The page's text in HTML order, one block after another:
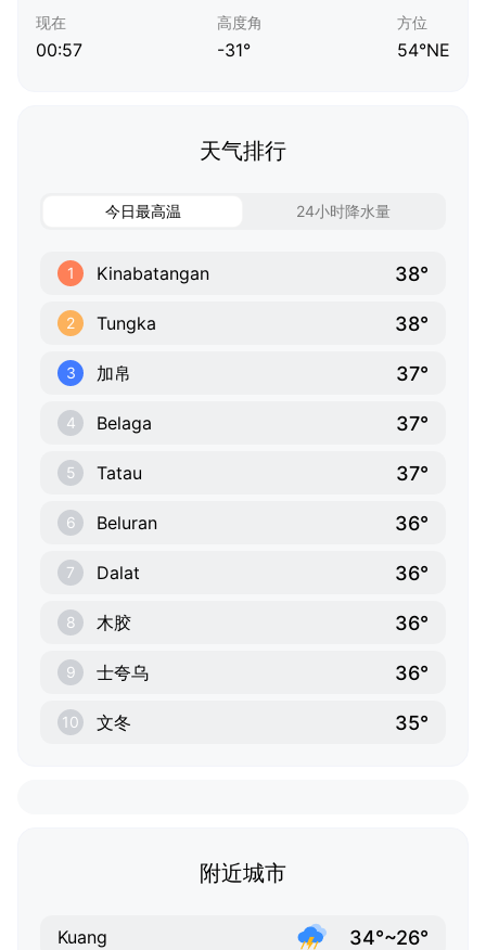
现在
00:57
高度角
-31°
方位
54°NE
天气排行
今日最高温 24小时降水量
1 Kinabatangan 38°
2 Tungka 38°
3 加帛 37°
4 Belaga 37°
5 Tatau 37°
6 Beluran 36°
7 Dalat 36°
8 木胶 36°
9 士夸乌 36°
10 文冬 35°
附近城市
Kuang 34°~26°